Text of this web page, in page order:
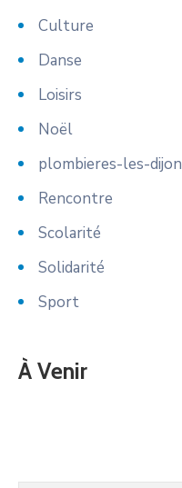
Culture
Danse
Loisirs
Noël
plombieres-les-dijon
Rencontre
Scolarité
Solidarité
Sport
À Venir